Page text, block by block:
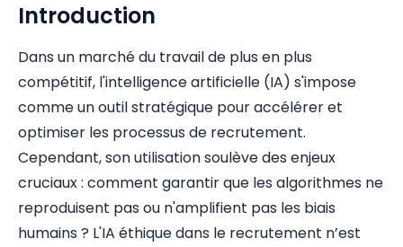
Introduction
Dans un marché du travail de plus en plus
compétitif, l'intelligence artificielle (IA) s'impose
comme un outil stratégique pour accélérer et
optimiser les processus de recrutement.
Cependant, son utilisation soulève des enjeux
cruciaux : comment garantir que les algorithmes ne
reproduisent pas ou n'amplifient pas les biais
humains ? L'IA éthique dans le recrutement n’est